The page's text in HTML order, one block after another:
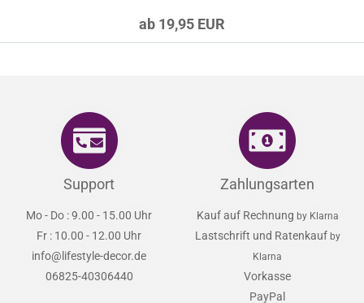
ab 19,95 EUR
Support
Mo - Do : 9.00 - 15.00 Uhr
Fr : 10.00 - 12.00 Uhr
info@lifestyle-decor.de
06825-40306440
Zahlungsarten
Kauf auf Rechnung by Klarna
Lastschrift und Ratenkauf by
Klarna
Vorkasse
PayPal